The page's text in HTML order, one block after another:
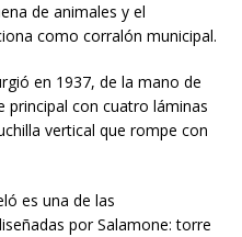
de animales y el
como corralón municipal.
en 1937, de la mano de
principal con cuatro láminas
vertical que rompe con
es una de las
por Salamone: torre